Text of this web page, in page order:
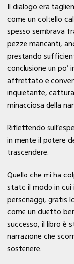
Il dialogo era
come un coltello
spesso sembrava
pezze mancanti,
prestando
conclusione un po’
affrettato e
inquietante,
minacciosa della
Riflettendo
in mente il potere
trascendere.
Quello che mi ha
stato il modo in
personaggi, gratis
come un duetto
successo, il libro è
narrazione che
sostenere.